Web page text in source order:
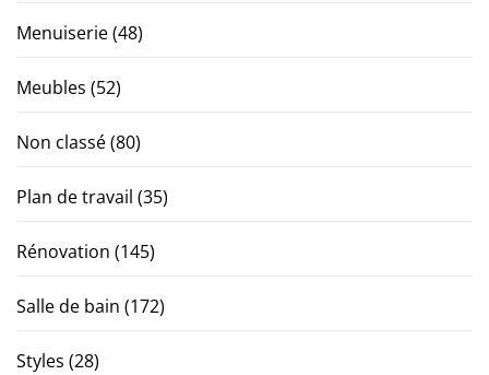
Menuiserie(48)
Meubles (52)
Non classé(80)
Plan de travail (35)
Rénovation (145)
Salle de bain (172)
Styles (28)